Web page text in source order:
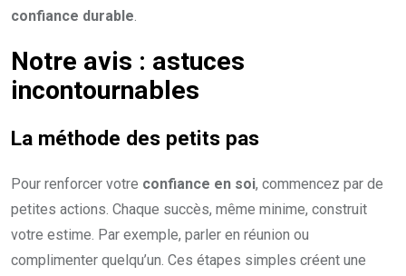
confiance durable.
Notre avis : astuces
incontournables
La méthode des petits pas
Pour renforcer votre confiance en soi, commencez par de
petites actions. Chaque succès, même minime, construit
votre estime. Par exemple, parler en réunion ou
complimenter quelqu’un. Ces étapes simples créent une